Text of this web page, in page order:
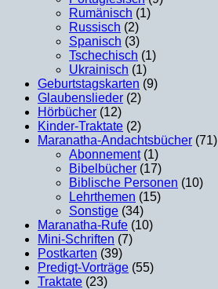
Rumänisch (1)
Russisch (2)
Spanisch (3)
Tschechisch (1)
Ukrainisch (1)
Geburtstagskarten (9)
Glaubenslieder (2)
Hörbücher (12)
Kinder-Traktate (2)
Maranatha-Andachtsbücher (71)
Abonnement (1)
Bibelbücher (17)
Biblische Personen (10)
Lehrthemen (15)
Sonstige (34)
Maranatha-Rufe (10)
Mini-Schriften (7)
Postkarten (39)
Predigt-Vorträge (55)
Traktate (23)